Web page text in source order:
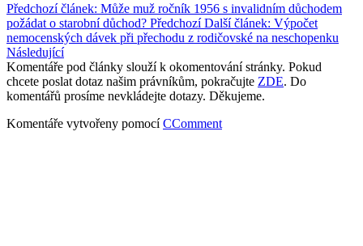
Předchozí článek: Může muž ročník 1956 s invalidním důchodem
požádat o starobní důchod? Předchozí Další článek: Výpočet
nemocenských dávek při přechodu z rodičovské na neschopenku
Následující
Komentáře pod články slouží k okomentování stránky. Pokud
chcete poslat dotaz našim právníkům, pokračujte ZDE. Do
komentářů prosíme nevkládejte dotazy. Děkujeme.
Komentáře vytvořeny pomocíCComment